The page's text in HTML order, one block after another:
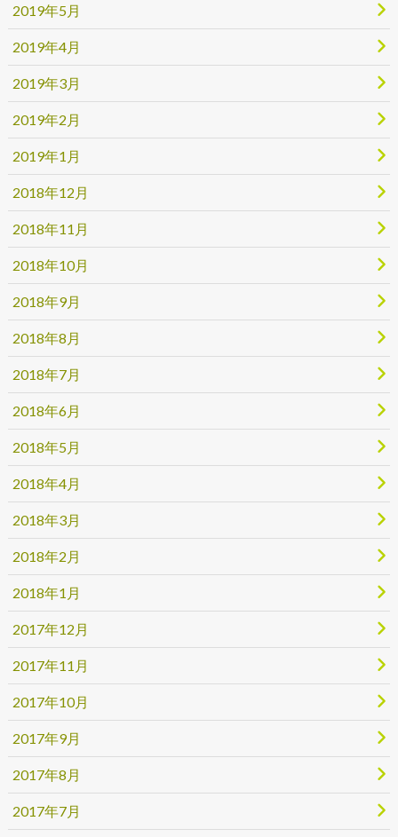
2019年5月
2019年4月
2019年3月
2019年2月
2019年1月
2018年12月
2018年11月
2018年10月
2018年9月
2018年8月
2018年7月
2018年6月
2018年5月
2018年4月
2018年3月
2018年2月
2018年1月
2017年12月
2017年11月
2017年10月
2017年9月
2017年8月
2017年7月